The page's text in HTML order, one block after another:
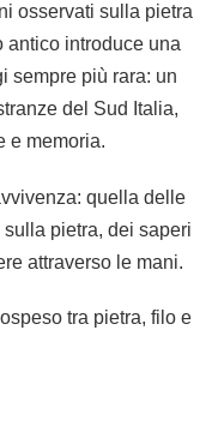
osservati sulla pietra
antico introduce una
sempre più rara: un
del Sud Italia,
e memoria.
quella delle
pietra, dei saperi
attraverso le mani.
tra pietra, filo e